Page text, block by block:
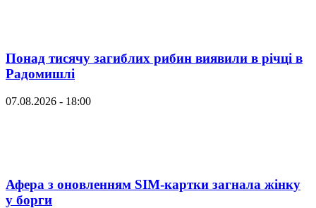
Понад тисячу загиблих рибин виявили в річці в
Радомишлі
07.08.2026 - 18:00
Афера з оновленням SIM-картки загнала жінку
у борги